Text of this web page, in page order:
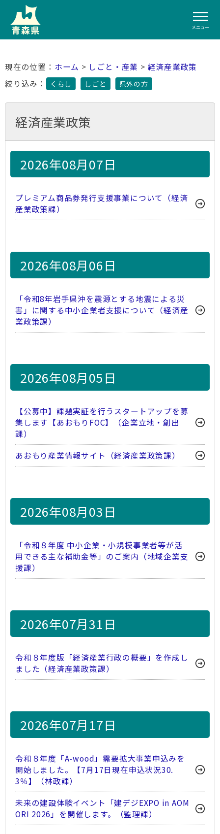
メニュー
ホーム > しごと・産業 > 経済産業政策
絞り込み：
くらし しごと 県外の方
経済産業政策
2026年08月07日
プレミアム商品券発行支援事業について（経済
産業政策課）
2026年08月06日
「令和8年岩手県沖を震源とする地震による災
害」に関する中小企業者支援について（経済産
業政策課）
2026年08月05日
【公募中】課題実証を行うスタートアップを募
集します【あおもりFOC】（企業立地・創出
課）
あおもり産業情報サイト（経済産業政策課）
2026年08月03日
「令和８年度 中小企業・小規模事業者等が活
用できる主な補助金等」のご案内（地域企業支
援課）
2026年07月31日
令和８年度版「経済産業行政の概要」を作成し
ました（経済産業政策課）
2026年07月17日
令和８年度「A-wood」需要拡大事業申込みを
開始しました。【7月17日現在申込状況30.
3％】（林政課）
未来の建設体験イベント「建デジEXPO in AOM
ORI 2026」を開催します。（監理課）